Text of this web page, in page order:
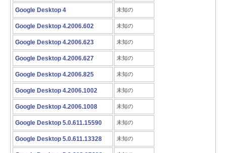
Google Desktop 4 未知の
Google Desktop 4.2006.602 未知の
Google Desktop 4.2006.623 未知の
Google Desktop 4.2006.627 未知の
Google Desktop 4.2006.825 未知の
Google Desktop 4.2006.1002 未知の
Google Desktop 4.2006.1008 未知の
Google Desktop 5.0.611.15590 未知の
Google Desktop 5.0.611.13328 未知の